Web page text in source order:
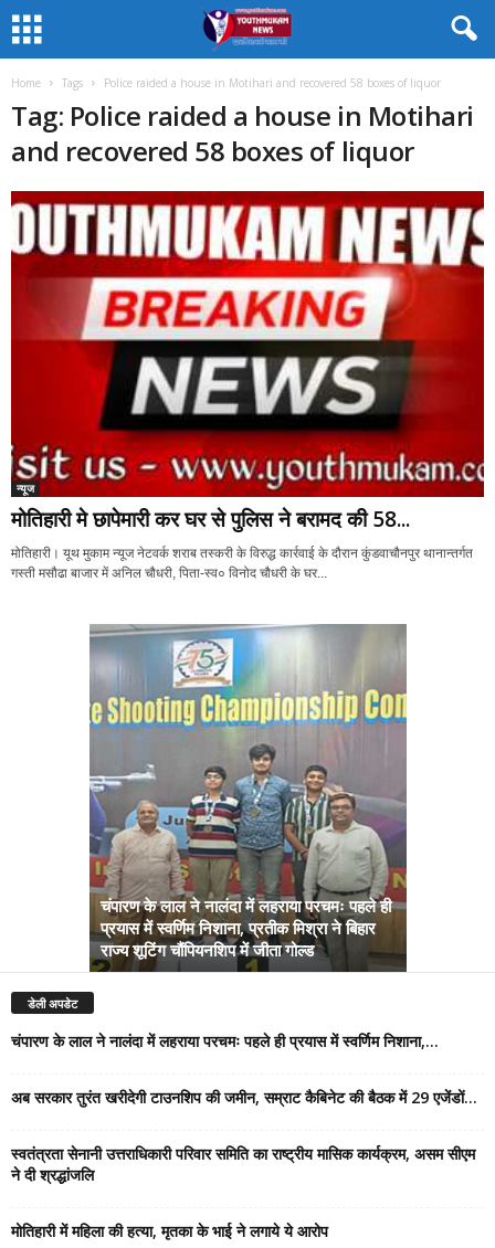
Home Tags Police raided a house in Motihari and recovered 58 boxes of liquor
Tag: Police raided a house in Motihari
and recovered 58 boxes of liquor
न्यूज
मोतिहारी मे छापेमारी कर घर से पुलिस ने बरामद की 58...
मोतिहारी। यूथ मुकाम न्यूज नेटवर्क शराब तस्करी के विरुद्ध कार्रवाई के दौरान कुंडवाचौनपुर थानान्तर्गत
गस्ती मसौढा बाजार में अनिल चौधरी, पिता-स्व० विनोद चौधरी के घर...
चंपारण के लाल ने नालंदा में लहराया परचमः पहले ही
प्रयास में स्वर्णिम निशाना, प्रतीक मिश्रा ने बिहार
राज्य शूटिंग चौंपियनशिप में जीता गोल्ड
डेली अपडेट
चंपारण के लाल ने नालंदा में लहराया परचमः पहले ही प्रयास में स्वर्णिम निशाना,...
अब सरकार तुरंत खरीदेगी टाउनशिप की जमीन, सम्राट कैबिनेट की बैठक में 29 एजेंडों...
स्वतंत्रता सेनानी उत्तराधिकारी परिवार समिति का राष्ट्रीय मासिक कार्यक्रम, असम सीएम
ने दी श्रद्धांजलि
मोतिहारी में महिला की हत्या, मृतका के भाई ने लगाये ये आरोप